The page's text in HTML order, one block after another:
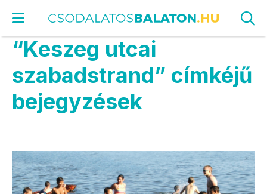
“Keszeg utcai
szabadstrand” címkéjű
bejegyzések